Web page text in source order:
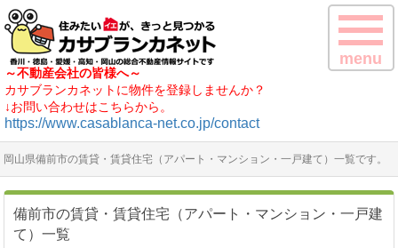
～不動産会社の皆様へ～
カサブランカネットに物件を登録しませんか？
↓お問い合わせはこちらから。
https://www.casablanca-net.co.jp/contact
menu
岡山県備前市の賃貸・賃貸住宅（アパート・マンション・一戸建て）一覧です。
備前市の賃貸・賃貸住宅（アパート・マンション・一戸建
て）一覧